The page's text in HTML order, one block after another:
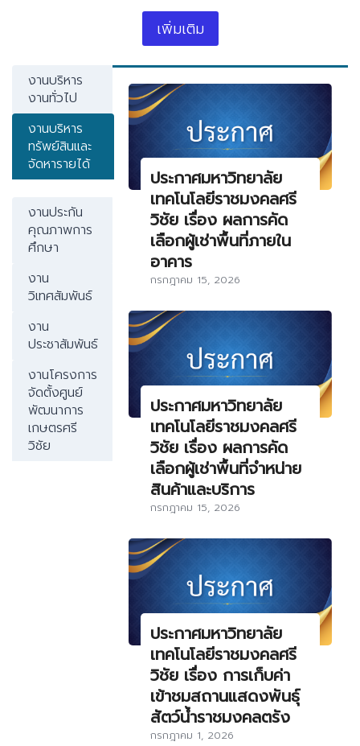
เพิ่มเติม
งานบริหาร
งานทั่วไป
งานบริหาร
ทรัพย์สินและ
จัดหารายได้
งานประกัน
คุณภาพการ
ศึกษา
งาน
วิเทศสัมพันธ์
งาน
ประชาสัมพันธ์
งานโครงการ
จัดตั้งศูนย์
พัฒนาการ
เกษตรศรี
วิชัย
ประกาศมหาวิทยาลัย
เทคโนโลยีราชมงคลศรี
วิชัย เรื่อง ผลการคัด
เลือกผู้เช่าพื้นที่ภายใน
อาคาร
กรกฎาคม 15, 2026
ประกาศมหาวิทยาลัย
เทคโนโลยีราชมงคลศรี
วิชัย เรื่อง ผลการคัด
เลือกผู้เช่าพื้นที่จำหน่าย
สินค้าและบริการ
กรกฎาคม 15, 2026
ประกาศมหาวิทยาลัย
เทคโนโลยีราชมงคลศรี
วิชัย เรื่อง การเก็บค่า
เข้าชมสถานแสดงพันธุ์
สัตว์น้ำราชมงคลตรัง
กรกฎาคม 1, 2026